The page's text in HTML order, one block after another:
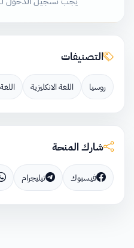
التصنيفات
روسيا اللغة الانكليزية
شارك المنحة
فيسبوك تيليجرام